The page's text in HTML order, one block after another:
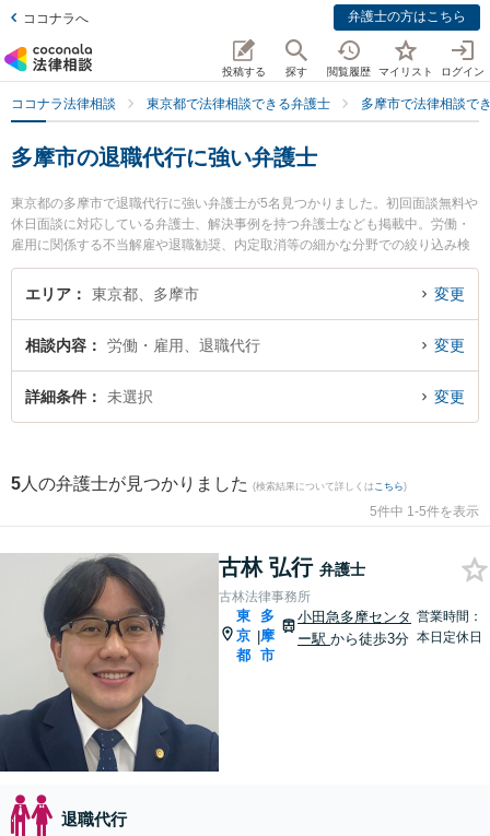
ココナラへ 弁護士の方はこちら
投稿する 探す 閲覧履歴 マイリスト ログイン
ココナラ法律相談 東京都で法律相談できる弁護士 多摩市で法律相談で
多摩市の退職代行に強い弁護士
東京都の多摩市で退職代行に強い弁護士が5名見つかりました。初回面談無料や
休日面談に対応している弁護士、解決事例を持つ弁護士なども掲載中。労働・
雇用に関係する不当解雇や退職勧奨、内定取消等の細かな分野での絞り込み検
索もでき便利です。特に古林法律事務所の古林 弘行弁護士や弁護士法人本間総
合法律事務所 多摩センターオフィスの本間 悟弁護士、村田・西山法律事務所の
相談したい』『退職代行のトラブル解決の実績豊富な近くの弁護士を検索した
い』『初回相談無料で退職代行を法律相談できる多摩市内の弁護士に相談予約
したい』などでお困りの相談者さんにおすすめです。
エリア 東京都、多摩市 変更
相談内容 労働・雇用、退職代行 変更
詳細条件 未選択 変更
5 人の弁護士が見つかりました (検索結果について詳しくは こちら)
5件中 1-5件を表示
古林 弘行 弁護士
古林法律事務所
東
京
都
|
多
摩
市
小田急多摩センタ
ー駅から徒歩3分
営業時間：
本日定休日
退職代行